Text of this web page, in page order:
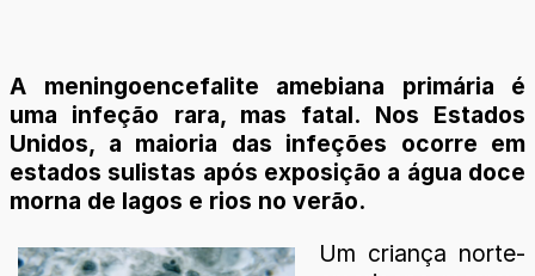
A meningoencefalite amebiana primária é
uma infeção rara, mas fatal. Nos Estados
Unidos, a maioria das infeções ocorre em
estados sulistas após exposição a água doce
morna de lagos e rios no verão.
Um criança norte-